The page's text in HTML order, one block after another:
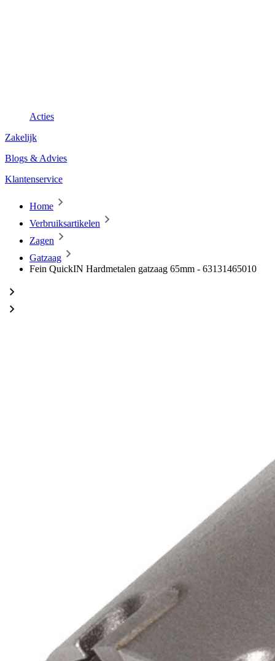
Acties
Zakelijk
Blogs & Advies
Klantenservice
Home
Verbruiksartikelen
Zagen
Gatzaag
Fein QuickIN Hardmetalen gatzaag 65mm - 63131465010